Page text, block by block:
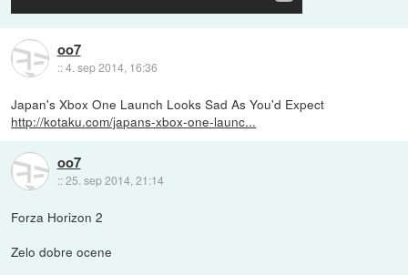
oo7
::4. sep 2014, 16:36
Japan's Xbox One Launch Looks Sad As You'd Expect
http://kotaku.com/japans-xbox-one-launc...
oo7
::25. sep 2014, 21:14
Forza Horizon 2
Zelo dobre ocene